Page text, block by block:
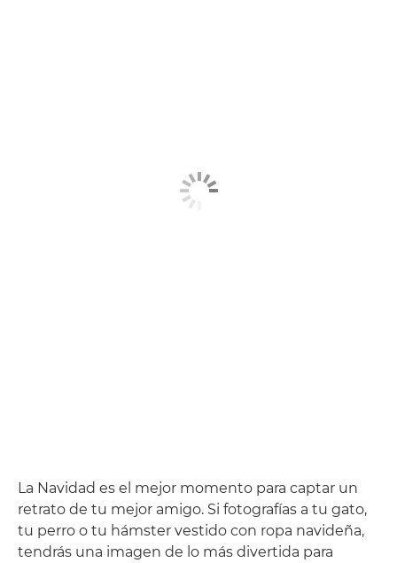
La Navidad es el mejor momento para captar un
retrato de tu mejor amigo. Si fotografías a tu gato,
tu perro o tu hámster vestido con ropa navideña,
tendrás una imagen de lo más divertida para